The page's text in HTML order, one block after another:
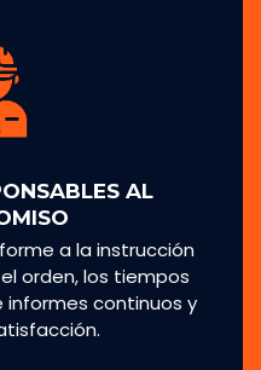
AL
a la instrucción
orden, los tiempos
informes continuos y